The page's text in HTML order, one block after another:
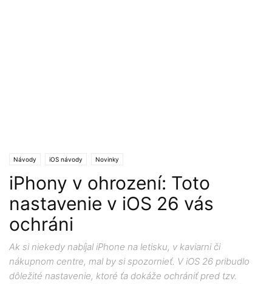
Návody iOS návody Novinky
iPhony v ohrození: Toto
nastavenie v iOS 26 vás
ochráni
Ak si niekedy nabíjal iPhone na letisku, v kaviarni či
nákupnom centre, mal by si spozornieť. V iOS 26 pribudlo
dôležité nastavenie, ktoré ťa dokáže ochrániť pred tzv.